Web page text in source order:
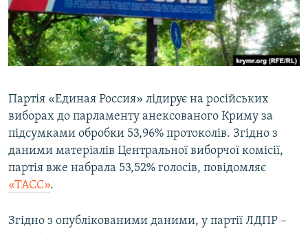
ВІДЕОУРОКИ «ELIFBE»
СВІДЧЕННЯ ОКУПАЦІЇ
УКРАЇНСЬКА ПРОБЛЕМА КРИМУ
Русский
Qırımtatar
Усі сайти RFE/RL
Партія «Единая Россия» лідирує на російських
виборах до парламенту анексованого Криму за
підсумками обробки 53,96% протоколів. Згідно з
даними матеріалів Центральної виборчої комісії,
партія вже набрала 53,52% голосів, повідомляє
«ТАСС».
Згідно з опублікованими даними, у партії ЛДПР –